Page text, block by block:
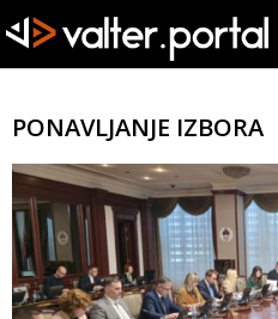
PONAVLJANJE IZBORA